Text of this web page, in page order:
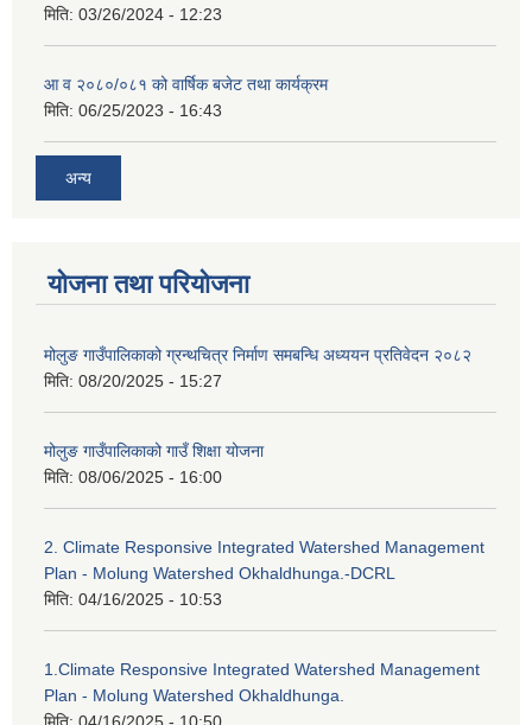
मिति: 03/26/2024 - 12:23
आ व २०८०/०८१ को वार्षिक बजेट तथा कार्यक्रम
मिति: 06/25/2023 - 16:43
अन्य
योजना तथा परियोजना
मोलुङ गाउँपालिकाको ग्रन्थचित्र निर्माण समबन्धि अध्ययन प्रतिवेदन २०८२
मिति: 08/20/2025 - 15:27
मोलुङ गाउँपालिकाको गाउँ शिक्षा योजना
मिति: 08/06/2025 - 16:00
2. Climate Responsive Integrated Watershed Management
Plan - Molung Watershed Okhaldhunga.-DCRL
मिति: 04/16/2025 - 10:53
1.Climate Responsive Integrated Watershed Management
Plan - Molung Watershed Okhaldhunga.